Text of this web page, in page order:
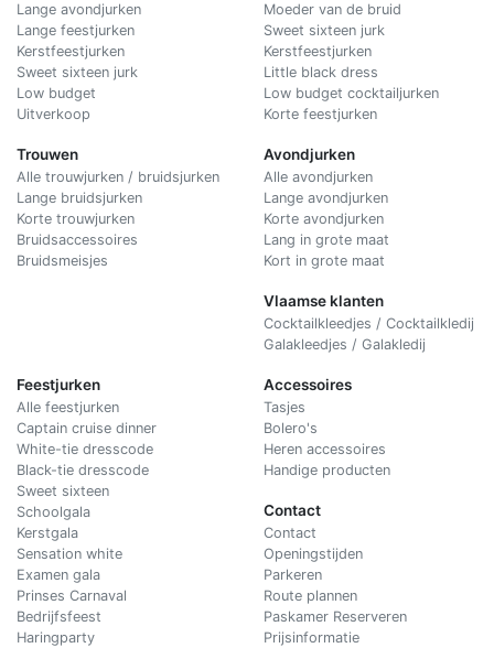
Lange avondjurken
Lange feestjurken
Kerstfeestjurken
Sweet sixteen jurk
Low budget
Uitverkoop
Trouwen
Alle trouwjurken / bruidsjurken
Lange bruidsjurken
Korte trouwjurken
Bruidsaccessoires
Bruidsmeisjes
Moeder van de bruid
Sweet sixteen jurk
Kerstfeestjurken
Little black dress
Low budget cocktailjurken
Korte feestjurken
Avondjurken
Alle avondjurken
Lange avondjurken
Korte avondjurken
Lang in grote maat
Kort in grote maat
Vlaamse klanten
Cocktailkleedjes / Cocktailkledij
Galakleedjes / Galakledij
Feestjurken
Alle feestjurken
Captain cruise dinner
White-tie dresscode
Black-tie dresscode
Sweet sixteen
Schoolgala
Kerstgala
Sensation white
Examen gala
Prinses Carnaval
Bedrijfsfeest
Haringparty
Accessoires
Tasjes
Bolero's
Heren accessoires
Handige producten
Contact
Contact
Openingstijden
Parkeren
Route plannen
Paskamer Reserveren
Prijsinformatie